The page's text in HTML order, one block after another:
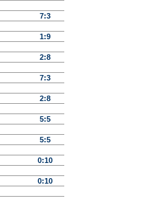
7:3
1:9
2:8
7:3
2:8
5:5
5:5
0:10
0:10